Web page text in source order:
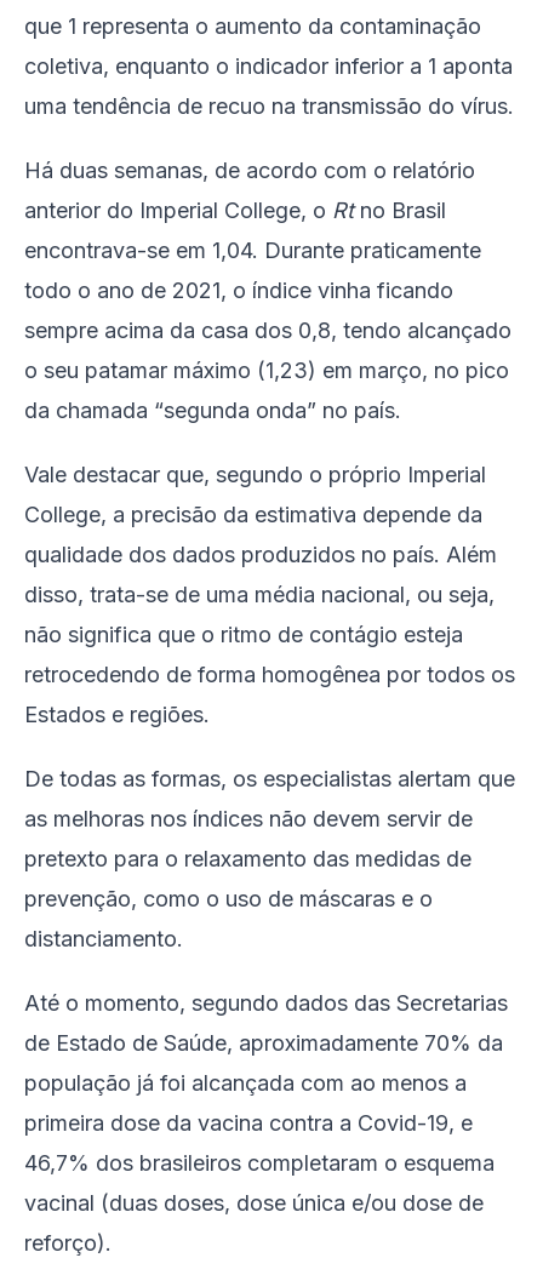
que 1 representa o aumento da contaminação
coletiva, enquanto o indicador inferior a 1 aponta
uma tendência de recuo na transmissão do vírus.
Há duas semanas, de acordo com o relatório
anterior do Imperial College, o Rtno Brasil
encontrava-se em 1,04. Durante praticamente
todo o ano de 2021, o índice vinha ficando
sempre acima da casa dos 0,8, tendo alcançado
o seu patamar máximo (1,23) em março, no pico
da chamada “segunda onda” no país.
Vale destacar que, segundo o próprio Imperial
College, a precisão da estimativa depende da
qualidade dos dados produzidos no país. Além
disso, trata-se de uma média nacional, ou seja,
não significa que o ritmo de contágio esteja
retrocedendo de forma homogênea por todos os
Estados e regiões.
De todas as formas, os especialistas alertam que
as melhoras nos índices não devem servir de
pretexto para o relaxamento das medidas de
prevenção, como o uso de máscaras e o
distanciamento.
Até o momento, segundo dados das Secretarias
de Estado de Saúde, aproximadamente 70% da
população já foi alcançada com ao menos a
primeira dose da vacina contra a Covid-19, e
46,7% dos brasileiros completaram o esquema
vacinal (duas doses, dose única e/ou dose de
reforço).